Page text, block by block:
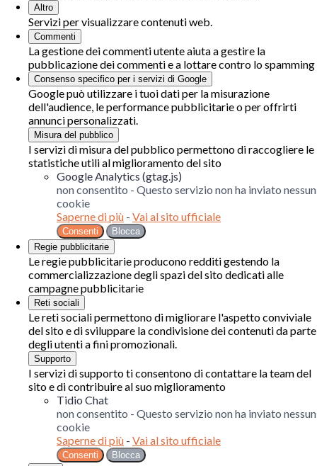
Altro
Servizi per visualizzare contenuti web.
Commenti
La gestione dei commenti utente aiuta a gestire la
pubblicazione dei commenti e a lottare contro lo spamming
Consenso specifico per i servizi di Google
Google può utilizzare i tuoi dati per la misurazione
dell'audience, le performance pubblicitarie o per offrirti
annunci personalizzati.
Misura del pubblico
I servizi di misura del pubblico permettono di raccogliere le
statistiche utili al miglioramento del sito
Google Analytics (gtag.js)
non consentito - Questo servizio non ha inviato nessun
cookie
Saperne di più - Vai al sito ufficiale
Consenti
Blocca
Regie pubblicitarie
Le regie pubblicitarie producono redditi gestendo la
commercializzazione degli spazi del sito dedicati alle
campagne pubblicitarie
Reti sociali
Le reti sociali permettono di migliorare l'aspetto conviviale
del sito e di sviluppare la condivisione dei contenuti da parte
degli utenti a fini promozionali.
Supporto
I servizi di supporto ti consentono di contattare la team del
sito e di contribuire al suo miglioramento
Tidio Chat
non consentito - Questo servizio non ha inviato nessun
cookie
Saperne di più - Vai al sito ufficiale
Consenti
Blocca